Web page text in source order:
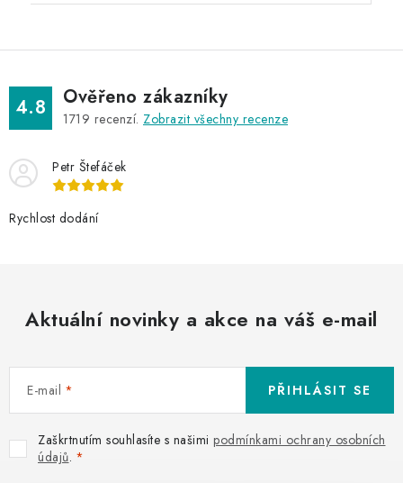
4.8 Ověřeno zákazníky
1719 recenzí. Zobrazit všechny recenze
Petr Štefáček
Rychlost dodání
Aktuální novinky a akce na váš e-mail
E-mail
Zaškrtnutím souhlasíte s našimi podmínkami ochrany osobních
údajů.
PŘIHLÁSIT SE